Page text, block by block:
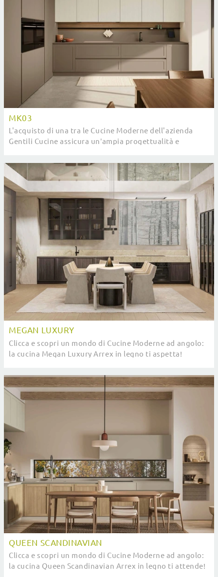
MK03
L'acquisto di una tra le Cucine Moderne dell'azienda
Gentili Cucine assicura un’ampia progettualità e
MEGAN LUXURY
Clicca e scopri un mondo di Cucine Moderne ad angolo:
la cucina Megan Luxury Arrex in legno ti aspetta!
QUEEN SCANDINAVIAN
Clicca e scopri un mondo di Cucine Moderne ad angolo:
la cucina Queen Scandinavian Arrex in legno ti attende!